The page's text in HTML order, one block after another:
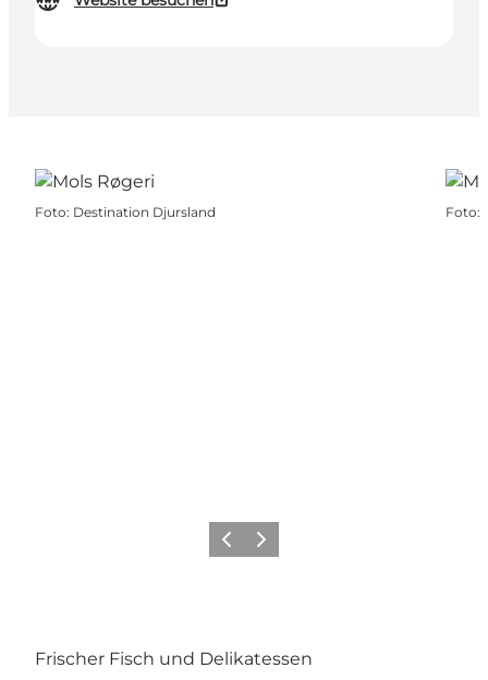
Foto: Destination Djursland Foto:
ZurückWeiter
Frischer Fisch und Delikatessen